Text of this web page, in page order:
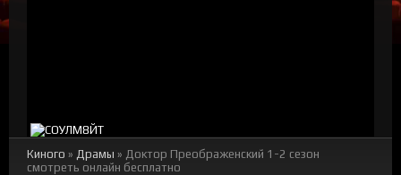
Киного » Драмы » Доктор Преображенский 1-2 сезон
смотреть онлайн бесплатно